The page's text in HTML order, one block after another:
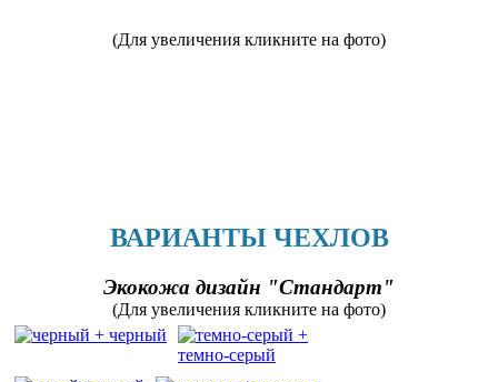
(Для увеличения кликните на фото)
ВАРИАНТЫ ЧЕХЛОВ
Экокожа дизайн "Стандарт"
(Для увеличения кликните на фото)